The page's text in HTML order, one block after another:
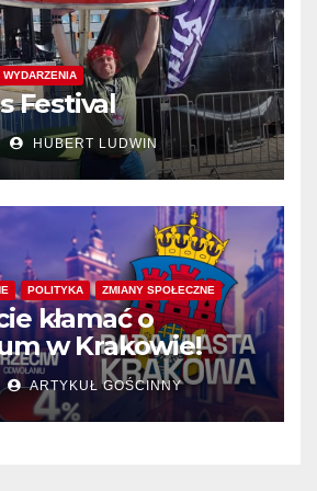
WYDARZENIA
Festival
HUBERT LUDWIN
POLITYKA ZMIANY SPOŁECZNE
kłamać o
w Krakowie!
ARTYKUŁ GOŚCINNY